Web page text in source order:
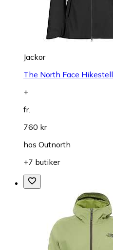
Jackor
The North Face
+
fr.
760 kr
hos Outnorth
+7 butiker